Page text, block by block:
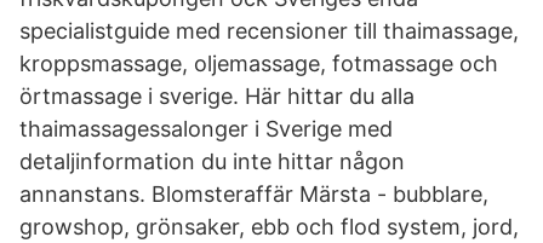
specialistguide med recensioner till thaimassage,
kroppsmassage, oljemassage, fotmassage och
örtmassage i sverige. Här hittar du alla
thaimassagessalonger i Sverige med
detaljinformation du inte hittar någon
annanstans. Blomsteraffär Märsta - bubblare,
growshop, grönsaker, ebb och flod system, jord,